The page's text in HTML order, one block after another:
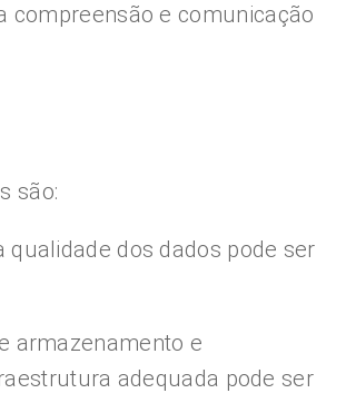
compreensão e comunicação
são:
qualidade dos dados pode ser
armazenamento e
adequada pode ser